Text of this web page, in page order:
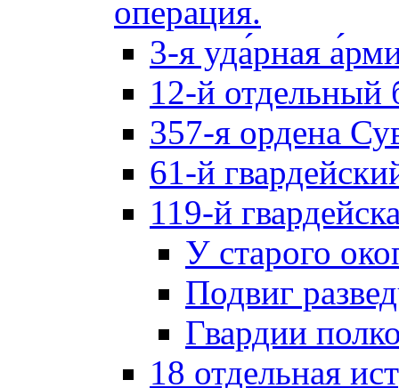
операция.
3-я уда́рная
12-й отдельный
357-я ордена
61-й
119-й
У старого
Подвиг
Гвардии
18 отдельная